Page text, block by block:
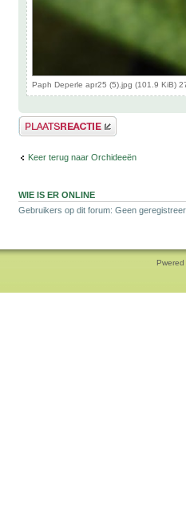
Paph Deperle apr25 (5).jpg (101.9 KiB)
Plaats een reactie
Keer terug naar Orchideeën
WIE IS ER ONLINE
Gebruikers op dit forum: Geen